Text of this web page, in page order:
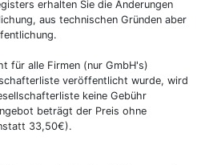
erhalten Sie die Änderungen
aus technischen Gründen aber
für alle Firmen (nur GmbH's)
veröffentlicht wurde, wird
keine Gebühr
beträgt der Preis ohne
33,50€).